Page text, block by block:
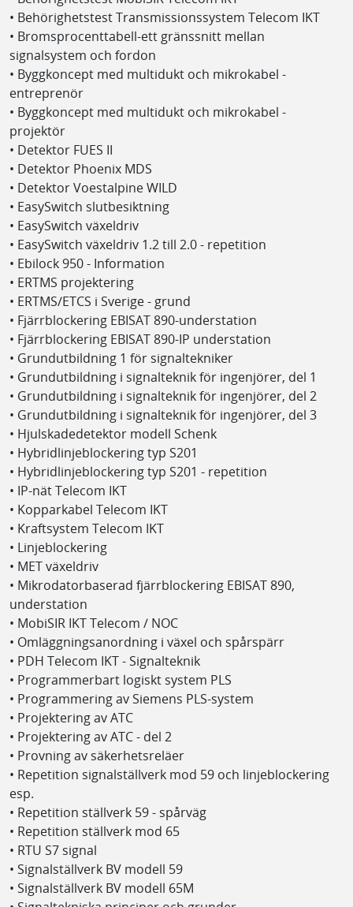
• Behörighetstest Transmissionssystem Telecom IKT
• Bromsprocenttabell-ett gränssnitt mellan
signalsystem och fordon
• Byggkoncept med multidukt och mikrokabel -
entreprenör
• Byggkoncept med multidukt och mikrokabel -
projektör
• Detektor FUES II
• Detektor Phoenix MDS
• Detektor Voestalpine WILD
• EasySwitch slutbesiktning
• EasySwitch växeldriv
• EasySwitch växeldriv 1.2 till 2.0 - repetition
• Ebilock 950 - Information
• ERTMS projektering
• ERTMS/ETCS i Sverige - grund
• Fjärrblockering EBISAT 890-understation
• Fjärrblockering EBISAT 890-IP understation
• Grundutbildning 1 för signaltekniker
• Grundutbildning i signalteknik för ingenjörer, del 1
• Grundutbildning i signalteknik för ingenjörer, del 2
• Grundutbildning i signalteknik för ingenjörer, del 3
• Hjulskadedetektor modell Schenk
• Hybridlinjeblockering typ S201
• Hybridlinjeblockering typ S201 - repetition
• IP-nät Telecom IKT
• Kopparkabel Telecom IKT
• Kraftsystem Telecom IKT
• Linjeblockering
• MET växeldriv
• Mikrodatorbaserad fjärrblockering EBISAT 890,
understation
• MobiSIR IKT Telecom / NOC
• Omläggningsanordning i växel och spårspärr
• PDH Telecom IKT - Signalteknik
• Programmerbart logiskt system PLS
• Programmering av Siemens PLS-system
• Projektering av ATC
• Projektering av ATC - del 2
• Provning av säkerhetsreläer
• Repetition signalställverk mod 59 och linjeblockering
esp.
• Repetition ställverk 59 - spårväg
• Repetition ställverk mod 65
• RTU S7 signal
• Signalställverk BV modell 59
• Signalställverk BV modell 65M